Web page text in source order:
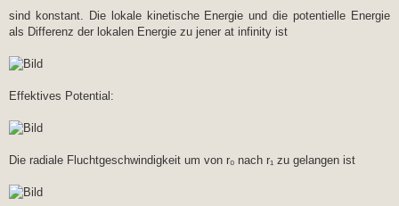
sind konstant. Die lokale kinetische Energie und die potentielle Energie
als Differenz der lokalen Energie zu jener at infinity ist
Effektives Potential:
Die radiale Fluchtgeschwindigkeit um von r₀ nach r₁ zu gelangen ist